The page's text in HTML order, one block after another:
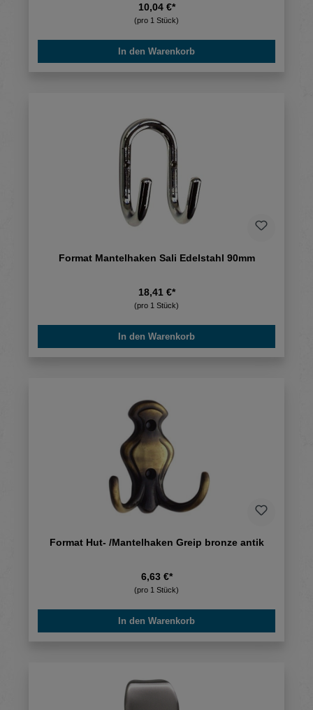
10,04 €*
(pro 1 Stück)
In den Warenkorb
Format Mantelhaken Sali Edelstahl 90mm
18,41 €*
(pro 1 Stück)
In den Warenkorb
Format Hut- /Mantelhaken Greip bronze antik
6,63 €*
(pro 1 Stück)
In den Warenkorb